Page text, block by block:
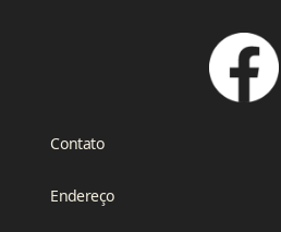
Contato
Endereço